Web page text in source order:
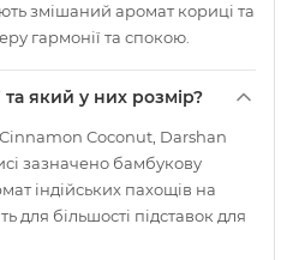
змішаний аромат кориці та
гармонії та спокою.
який у них розмір?
Coconut, Darshan
зазначено бамбукову
індійських пахощів на
для більшості підставок для